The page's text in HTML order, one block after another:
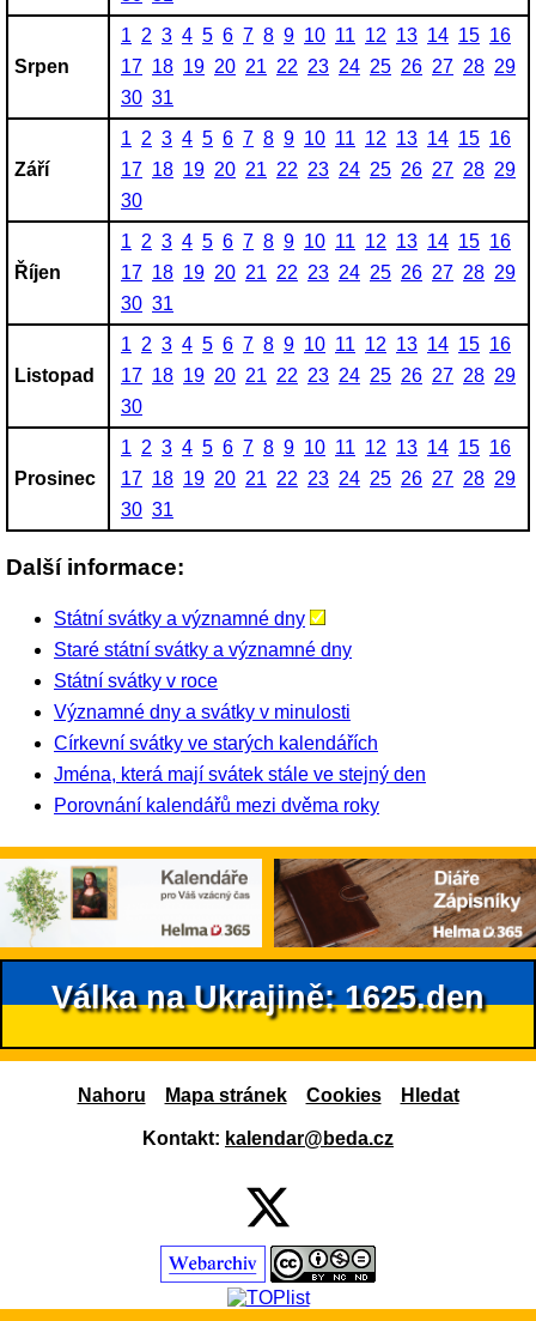
Srpen
1 2 3 4 5 6 7 8 9 10 11 12 13 14 15 16
17 18 19 20 21 22 23 24 25 26 27 28 29
30 31
Září
1 2 3 4 5 6 7 8 9 10 11 12 13 14 15 16
17 18 19 20 21 22 23 24 25 26 27 28 29
30
Říjen
1 2 3 4 5 6 7 8 9 10 11 12 13 14 15 16
17 18 19 20 21 22 23 24 25 26 27 28 29
30 31
Listopad
1 2 3 4 5 6 7 8 9 10 11 12 13 14 15 16
17 18 19 20 21 22 23 24 25 26 27 28 29
30
Prosinec
1 2 3 4 5 6 7 8 9 10 11 12 13 14 15 16
17 18 19 20 21 22 23 24 25 26 27 28 29
30 31
Další informace:
Státní svátky a významné dny
Staré státní svátky a významné dny
Státní svátky v roce
Významné dny a svátky v minulosti
Církevní svátky ve starých kalendářích
Jména, která mají svátek stále ve stejný den
Porovnání kalendářů mezi dvěma roky
Válka na Ukrajině: 1625.den
Nahoru Mapa stránek Cookies Hledat
Kontakt: kalendar@beda.cz